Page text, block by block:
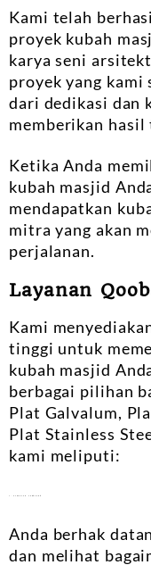
Kami telah
proyek kubah
karya seni
proyek yang kami
dari dedikasi dan
memberikan hasil
Ketika Anda
kubah masjid
mendapatkan
mitra yang akan
perjalanan.
Layanan
Kami
tinggi untuk
kubah masjid
berbagai pilihan
Plat Galvalum,
Plat Stainless
kami meliputi:
Anda berhak
dan melihat